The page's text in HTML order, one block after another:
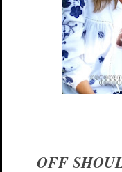
OFF